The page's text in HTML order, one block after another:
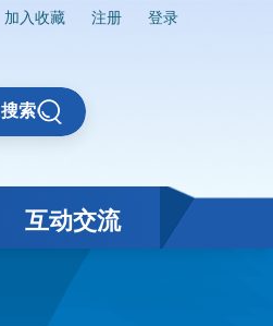
加入收藏 注册 登录
搜索
互动交流